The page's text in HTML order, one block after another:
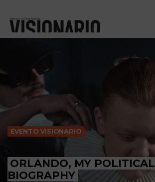
EVENTO VISIONARIO
ORLANDO, MY POLITICAL
BIOGRAPHY